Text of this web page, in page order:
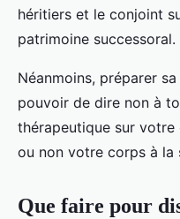
héritiers et le conjoint
patrimoine successoral.
Néanmoins, préparer
pouvoir de dire non à
thérapeutique sur
ou non votre corps à la
Que faire pour